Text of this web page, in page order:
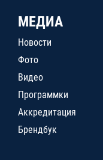
МЕДИА
Новости
Фото
Видео
Программки
Аккредитация
Брендбук